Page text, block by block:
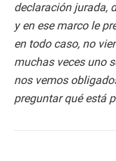
declaración jurada,
y en ese marco le
en todo caso, no
muchas veces uno
nos vemos
preguntar qué está